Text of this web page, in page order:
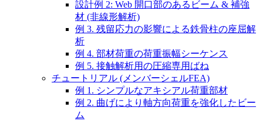
設計例 2: Web 開口部のあるビーム & 補強
材 (非線形解析)
例 3. 残留応力の影響による鉄骨柱の座屈解
析
例 4. 部材荷重の荷重振幅シーケンス
例 5. 接触解析用の圧縮専用ばね
チュートリアル (メンバーシェルFEA)
例 1. シンプルなアキシアル荷重部材
例 2. 曲げにより軸方向荷重を強化したビー
ム